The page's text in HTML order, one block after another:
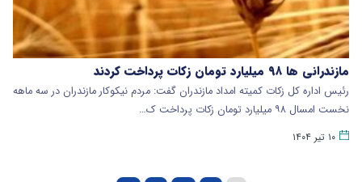
مازندرانی ها ۹۸ میلیارد تومان زکات پرداخت کردند
رئیس اداره کل زکات کمیته امداد مازندران گفت: مردم نیکوکار مازندران در سه ماهه
نخست امسال ۹۸ میلیارد تومان زکات پرداخت ک…
۱۰ تیر ۱۴۰۴